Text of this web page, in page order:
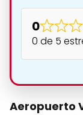
0
0 de 5
Aeropuerto